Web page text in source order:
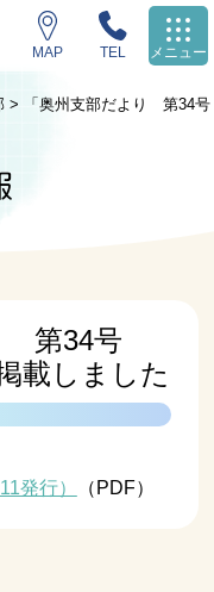
MAP TEL メニュー
>
「奥州支部だより 第34号
第34号
載しました
発行）
（PDF）